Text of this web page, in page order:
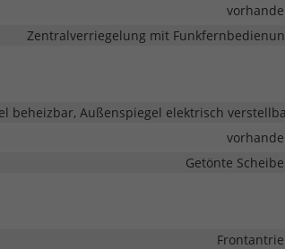
Zentralverriegelung mit
beheizbar, Außenspiegel elektrisch
Getönte